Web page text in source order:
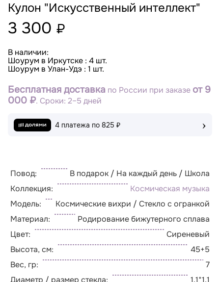
Кулон "Искусственный интеллект"
3 300 ₽
В наличии:
Шоурум в Иркутске : 4 шт.
Шоурум в Улан-Удэ : 1 шт.
Бесплатная доставка по России при заказе от 9
000 ₽. Сроки: 2–5 дней
4 платежа по 825 ₽ ›
Повод:
В подарок / На каждый день / Школа
Коллекция:
Космическая музыка
Модель:
Космические вихри / Стекло с огранкой
Материал:
Родирование бижутерного сплава
Цвет:
Сиреневый
Высота, см:
45+5
Вес, гр:
7